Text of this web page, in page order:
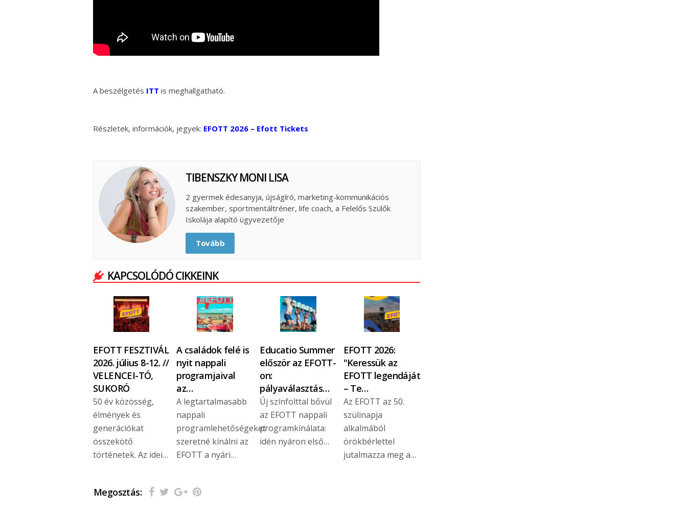
A beszélgetés ITT is meghallgatható.
Részletek, információk, jegyek: EFOTT 2026 – Efott Tickets
TIBENSZKY MONI LISA
2 gyermek édesanyja, újságíró, marketing-kommunikációs
szakember, sportmentáltréner, life coach, a Felelős Szülők
Iskolája alapító ügyvezetője
Tovább
KAPCSOLÓDÓ CIKKEINK
EFOTT FESZTIVÁL
2026. július 8-12. //
VELENCEI-TÓ,
SUKORÓ
50 év közösség,
élmények és
generációkat
összekötő
történetek. Az idei…
A családok felé is
nyit nappali
programjaival
az…
A legtartalmasabb
nappali
programlehetőségeket
szeretné kínálni az
EFOTT a nyári…
Educatio Summer
először az EFOTT-
on:
pályaválasztás…
Új színfolttal bővül
az EFOTT nappali
programkínálata:
idén nyáron első…
EFOTT 2026:
"Keressük az
EFOTT legendáját
– Te…
Az EFOTT az 50.
szülinapja
alkalmából
örökbérlettel
jutalmazza meg a…
Megosztás: